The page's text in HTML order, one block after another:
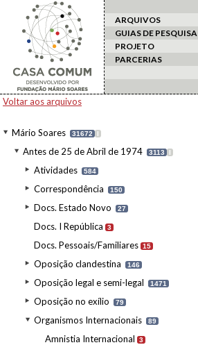
ARQUIVOS
GUIAS DE PESQUISA
PROJETO
PARCERIAS
Voltar aos arquivos
Mário Soares 31672 I
Antes de 25 de Abril de 1974 3113 I
Atividades 584
Correspondência 150
Docs. Estado Novo 27
Docs. I República 3
Docs. Pessoais/Familiares 15
Oposição clandestina 146
Oposição legal e semi-legal 1471
Oposição no exílio 79
Organismos Internacionais 89
Amnistia Internacional 3